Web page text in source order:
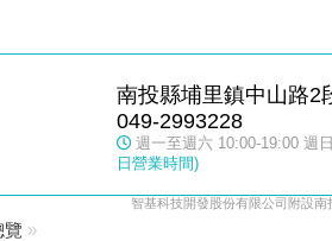
南投縣埔里鎮中山路2
049-2993228
週一至週六 10:00-19:00 週
日營業時間)
智基科技開發股份有限公司附設
覽 »